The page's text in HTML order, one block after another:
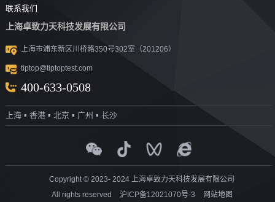
道路现场检
测设备
沥青/沥青胶
结料测试设
沥青混合料
设备
岩石力学测
试设备
集料/水泥/混
视频 团队风采
UTM升级
技术答疑
合作伙伴
联系我们
上海卓致力天科技发展有限公司
上海市浦东新区川桥路350号302室（201206）
tiptop@tiptoptest.com
400-633-0508
上海 ▪ 香港 ▪ 北京 ▪ 广州 ▪ 长沙
Copyright © 2023- 2024 上海卓致力天科技发展有限公司
All rights reserved
沪ICP备12021070号-3 网站地图